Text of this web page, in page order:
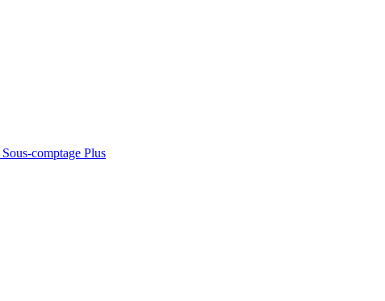
Sous-comptage Plus